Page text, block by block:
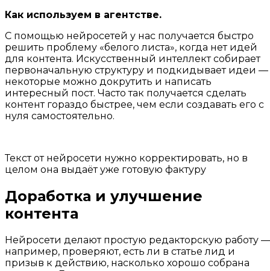
Как используем в агентстве.
С помощью нейросетей у нас получается быстро
решить проблему «белого листа», когда нет идей
для контента. Искусственный интеллект собирает
первоначальную структуру и подкидывает идеи —
некоторые можно докрутить и написать
интересный пост. Часто так получается сделать
контент гораздо быстрее, чем если создавать его с
нуля самостоятельно.
Текст от нейросети нужно корректировать, но в
целом она выдаёт уже готовую фактуру
Доработка и улучшение
контента
Нейросети делают простую редакторскую работу —
например, проверяют, есть ли в статье лид и
призыв к действию, насколько хорошо собрана